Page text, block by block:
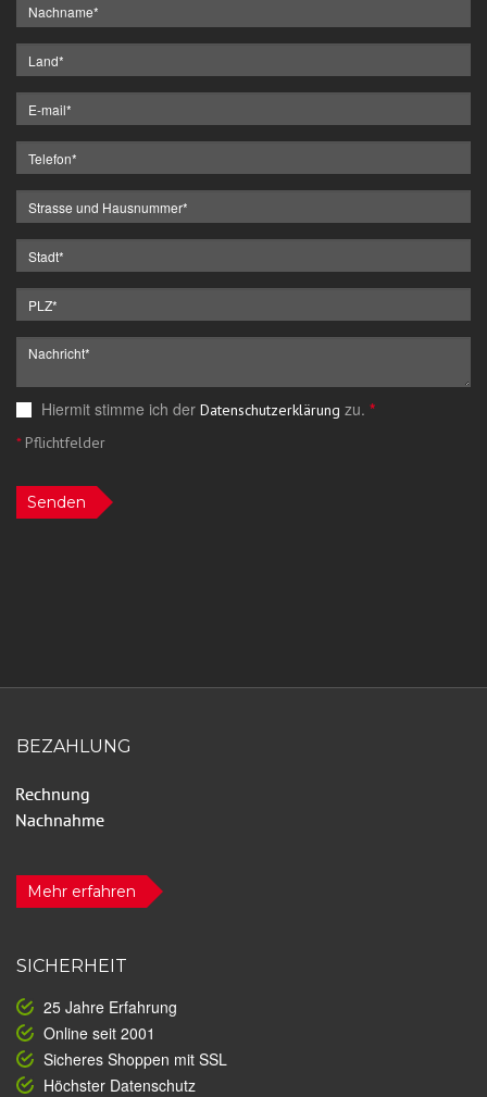
Hiermit stimme ich der Datenschutzerklärung zu. *
*Pflichtfelder
Senden
BEZAHLUNG
Mehr erfahren
SICHERHEIT
25 Jahre Erfahrung
Online seit 2001
Sicheres Shoppen mit SSL
Höchster Datenschutz